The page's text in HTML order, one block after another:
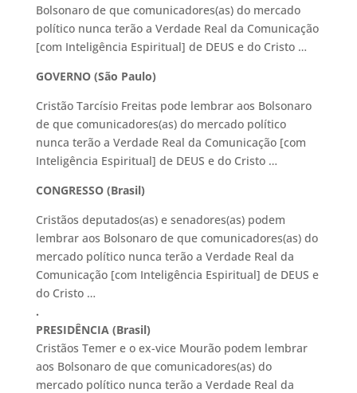
Bolsonaro de que comunicadores(as) do mercado
político nunca terão a Verdade Real da Comunicação
[com Inteligência Espiritual] de DEUS e do Cristo …
GOVERNO (São Paulo)
Cristão Tarcísio Freitas pode lembrar aos Bolsonaro
de que comunicadores(as) do mercado político
nunca terão a Verdade Real da Comunicação [com
Inteligência Espiritual] de DEUS e do Cristo …
CONGRESSO (Brasil)
Cristãos deputados(as) e senadores(as) podem
lembrar aos Bolsonaro de que comunicadores(as) do
mercado político nunca terão a Verdade Real da
Comunicação [com Inteligência Espiritual] de DEUS e
do Cristo …
.
PRESIDÊNCIA (Brasil)
Cristãos Temer e o ex-vice Mourão podem lembrar
aos Bolsonaro de que comunicadores(as) do
mercado político nunca terão a Verdade Real da